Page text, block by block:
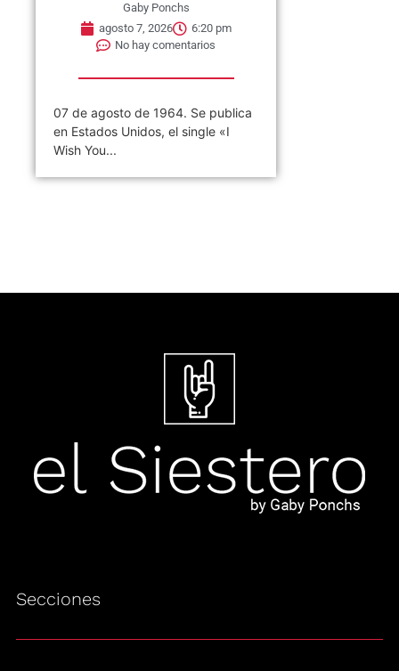
Gaby Ponchs
agosto 7, 2026
6:20 pm
No hay comentarios
07 de agosto de 1964. Se publica
en Estados Unidos, el single «I
Wish You...
Secciones